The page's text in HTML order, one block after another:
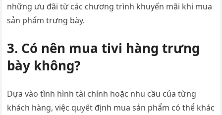
những ưu đãi từ các chương trình khuyến mãi khi mua
sản phẩm trưng bày.
3. Có nên mua tivi hàng trưng
bày không?
Dựa vào tình hình tài chính hoặc nhu cầu của từng
khách hàng, việc quyết định mua sản phẩm có thể khác